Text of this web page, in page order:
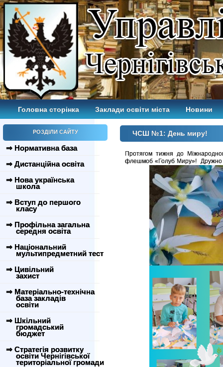
Головна сторінка Заклади освіти міста Новини
РОЗДІЛИ САЙТУ
⇒ Нормативна база
⇒ Дистанційна освіта
⇒ Нова українська
школа
⇒ Вступ до першого
класу
⇒ Профільна загальна
середня освіта
⇒ Національний
мультипредметний тест
⇒ Цивільний
захист
⇒ Матеріально-технічна
база закладів
освіти
⇒ Шкільний
громадський
бюджет
⇒ Стратегія розвитку
освіти Чернігівської
територіальної громади
ЧСШ №1: День миру!
Протягом тижня до
флешмоб «Голуб Миру»!Дружно